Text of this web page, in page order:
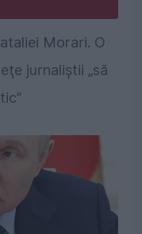
Morari. O
jurnaliştii „să